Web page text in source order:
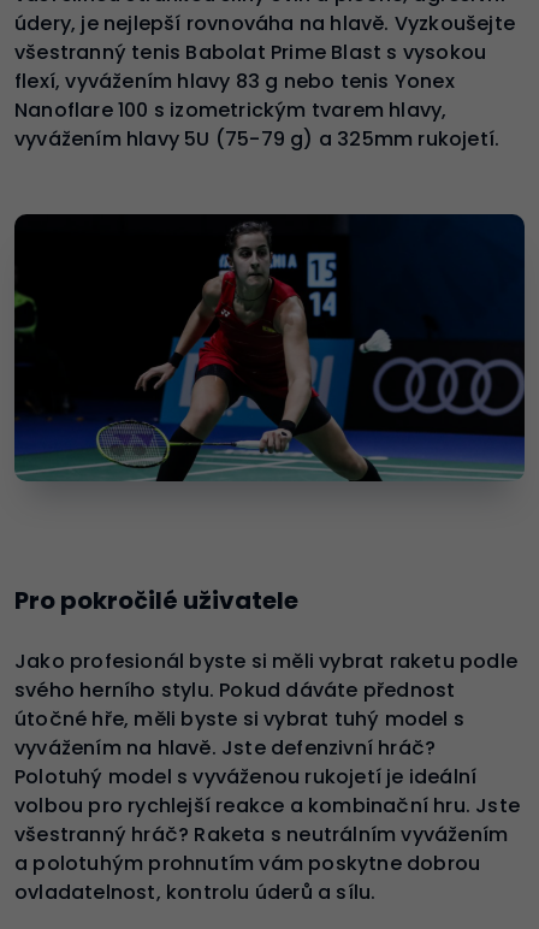
údery, je nejlepší rovnováha na hlavě. Vyzkoušejte
všestranný tenis Babolat Prime Blast s vysokou
flexí, vyvážením hlavy 83 g nebo tenis Yonex
Nanoflare 100 s izometrickým tvarem hlavy,
vyvážením hlavy 5U (75-79 g) a 325mm rukojetí.
Pro pokročilé uživatele
Jako profesionál byste si měli vybrat raketu podle
svého herního stylu. Pokud dáváte přednost
útočné hře, měli byste si vybrat tuhý model s
vyvážením na hlavě. Jste defenzivní hráč?
Polotuhý model s vyváženou rukojetí je ideální
volbou pro rychlejší reakce a kombinační hru. Jste
všestranný hráč? Raketa s neutrálním vyvážením
a polotuhým prohnutím vám poskytne dobrou
ovladatelnost, kontrolu úderů a sílu.